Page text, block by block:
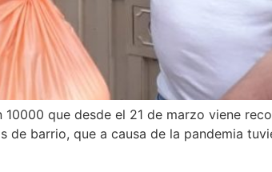
que desde el 21 de marzo viene
barrio, que a causa de la pandemia